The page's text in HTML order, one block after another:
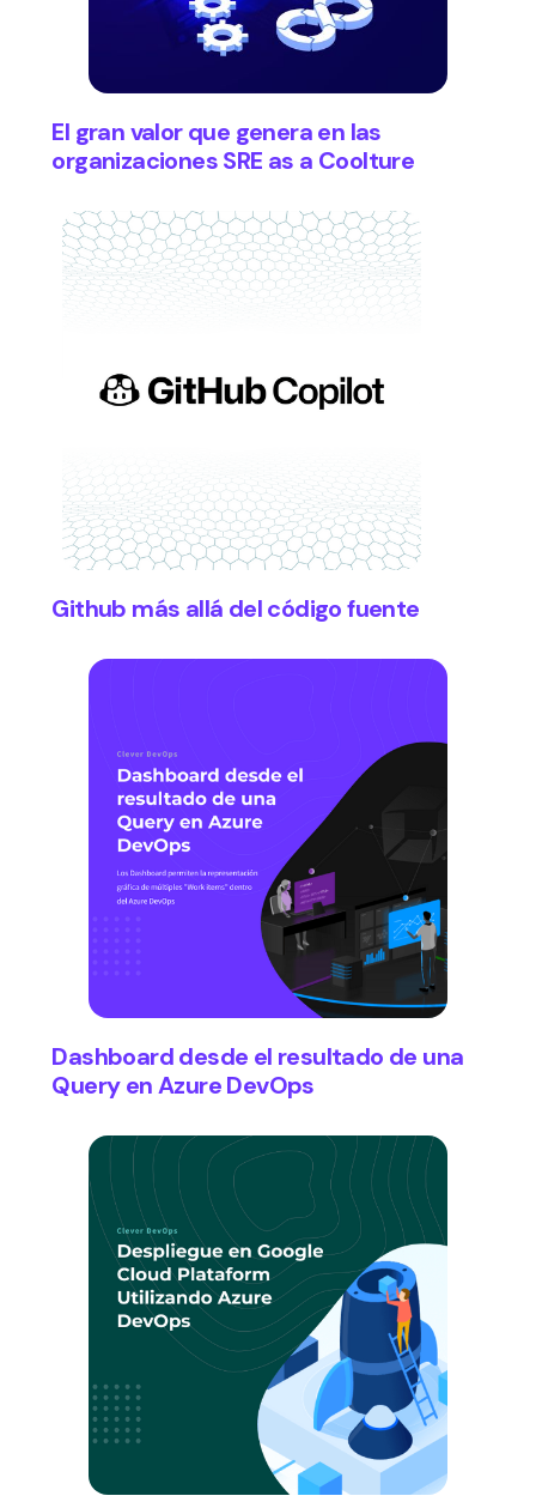
El gran valor que genera en las
organizaciones SRE as a Coolture
Github más allá del código fuente
Dashboard desde el resultado de una
Query en Azure DevOps